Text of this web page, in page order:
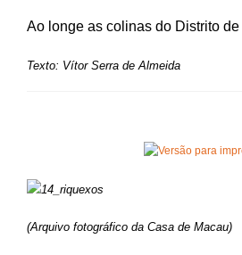
Ao longe as colinas do Distrito
Texto: Vítor Serra de Almeida
(Arquivo fotográfico da Casa de Macau)